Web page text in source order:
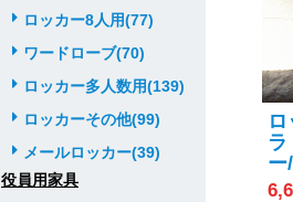
ー
ロッカー8人用(77)
ワードローブ(70)
ロッカー多人数用(139)
ロッカーその他(99)
メールロッカー(39)
役員用家具